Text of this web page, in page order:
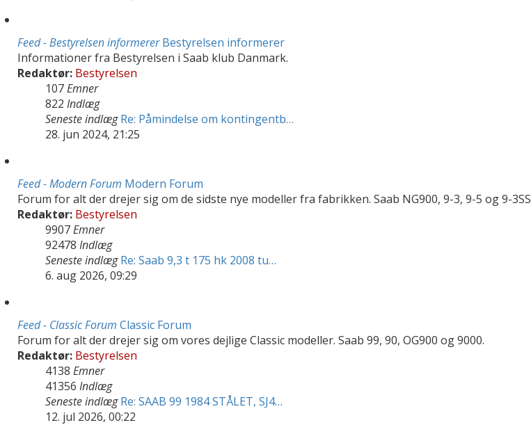
Feed - Bestyrelsen informerer Bestyrelsen informerer
Informationer fra Bestyrelsen i Saab klub Danmark.
Redaktør: Bestyrelsen
107Emner
822 Indlæg
Seneste indlæg Re: Påmindelse om kontingentb…
28. jun 2024, 21:25
Feed - Modern Forum Modern Forum
Forum for alt der drejer sig om de sidste nye modeller fra fabrikken. Saab NG900, 9-3, 9-5 og 9-3SS
Redaktør: Bestyrelsen
9907Emner
92478 Indlæg
Seneste indlæg Re: Saab 9,3 t 175 hk 2008 tu…
6. aug 2026, 09:29
Feed - Classic Forum Classic Forum
Forum for alt der drejer sig om vores dejlige Classic modeller. Saab 99, 90, OG900 og 9000.
Redaktør: Bestyrelsen
4138 Emner
41356 Indlæg
Seneste indlæg Re: SAAB 99 1984 STÅLET, SJ4…
12. jul 2026, 00:22